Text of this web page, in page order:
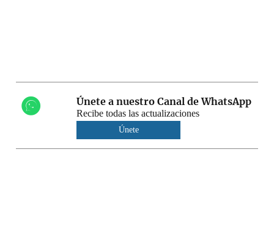
Únete a nuestro Canal de WhatsApp
Recibe todas las actualizaciones
Únete